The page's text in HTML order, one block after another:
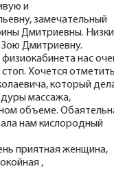
и
замечательный
Дмитриевны.
Дмитриевну.
нас
Хочется
который
массажа,
объеме.
нам кислородный
приятная женщина,
,